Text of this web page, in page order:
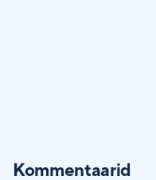
Kommentaarid